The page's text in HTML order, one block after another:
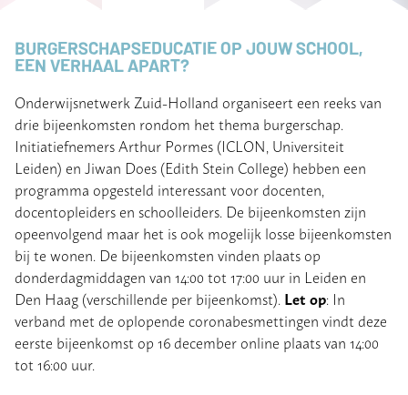
BURGERSCHAPSEDUCATIE OP JOUW SCHOOL,
EEN VERHAAL APART?
Onderwijsnetwerk Zuid-Holland organiseert een reeks van
drie bijeenkomsten rondom het thema burgerschap.
Initiatiefnemers Arthur Pormes (ICLON, Universiteit
Leiden) en Jiwan Does (Edith Stein College) hebben een
programma opgesteld interessant voor docenten,
docentopleiders en schoolleiders. De bijeenkomsten zijn
opeenvolgend maar het is ook mogelijk losse bijeenkomsten
bij te wonen. De bijeenkomsten vinden plaats op
donderdagmiddagen van 14:00 tot 17:00 uur in Leiden en
Den Haag (verschillende per bijeenkomst). Let op: In
verband met de oplopende coronabesmettingen vindt deze
eerste bijeenkomst op 16 december online plaats van 14:00
tot 16:00 uur.